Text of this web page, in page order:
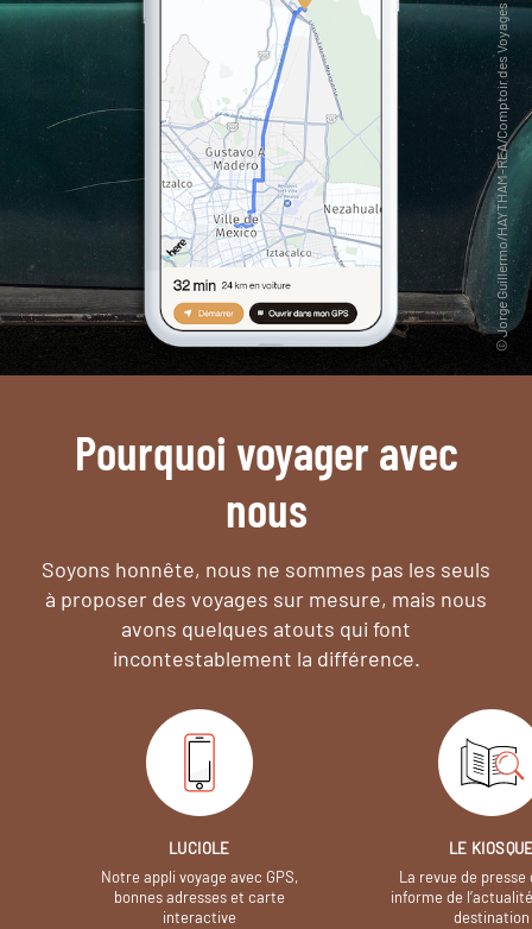
Pourquoi voyager avec
nous
Soyons honnête, nous ne sommes pas les seuls
à proposer des voyages sur mesure, mais nous
avons quelques atouts qui font
incontestablement la différence.
LUCIOLE
Notre appli voyage avec GPS,
bonnes adresses et carte
interactive
LE
La revue de presse
informe de
destination